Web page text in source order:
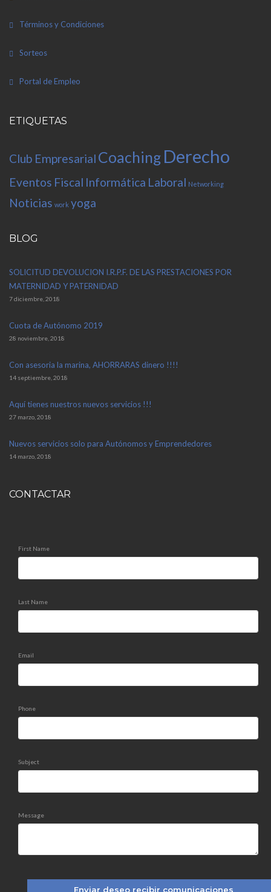
Términos y Condiciones
Sorteos
Portal de Empleo
ETIQUETAS
Club Empresarial Coaching Derecho
Eventos Fiscal Informática Laboral Networking
Noticias work yoga
BLOG
SOLICITUD DEVOLUCION I.R.P.F. DE LAS PRESTACIONES POR
MATERNIDAD Y PATERNIDAD
7 diciembre, 2018
Cuota de Autónomo 2019
28 noviembre, 2018
Con asesoria la marina, AHORRARAS dinero !!!!
14 septiembre, 2018
Aquí tienes nuestros nuevos servicios !!!
27 marzo, 2018
Nuevos servicios solo para Autónomos y Emprendedores
14 marzo, 2018
CONTACTAR
First Name
Last Name
Email
Phone
Subject
Message